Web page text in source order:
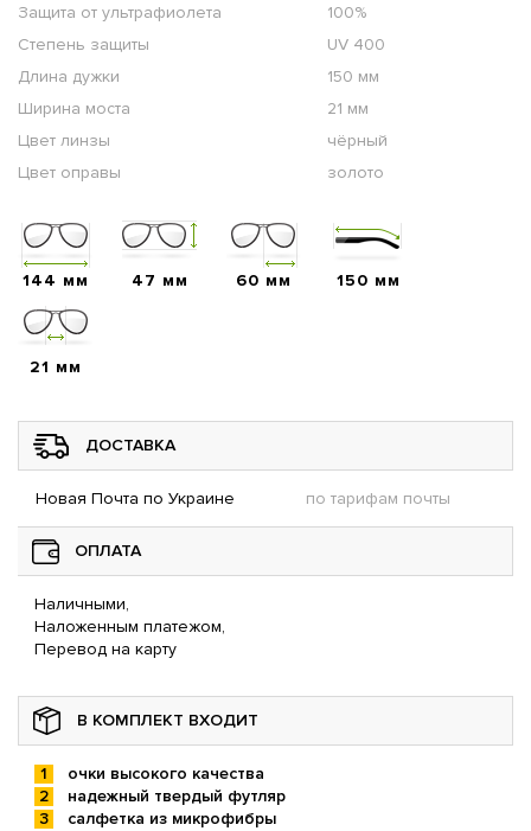
Защита от ультрафиолета
100%
Степень защиты
UV 400
Длина дужки
150 мм
Ширина моста
21 мм
Цвет линзы
чёрный
Цвет оправы
золото
144 мм 47 мм 60 мм 150 мм
21 мм
ДОСТАВКА
Новая Почта по Украине по тарифам почты
ОПЛАТА
Наличными,
Наложенным платежом,
Перевод на карту
В КОМПЛЕКТ ВХОДИТ
очки высокого качества
надежный твердый футляр
салфетка из микрофибры